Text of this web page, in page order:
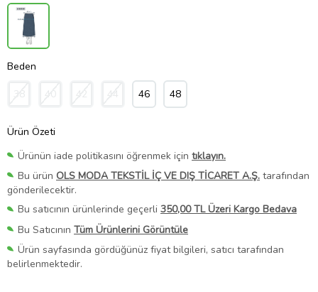
Beden
38 40 42 44 46 48
Ürün Özeti
Ürünün iade politikasını öğrenmek için tıklayın.
Bu ürün OLS MODA TEKSTİL İÇ VE DIŞ TİCARET A.Ş. tarafından
gönderilecektir.
Bu satıcının ürünlerinde geçerli 350,00 TL Üzeri Kargo Bedava
Bu Satıcının Tüm Ürünlerini Görüntüle
Ürün sayfasında gördüğünüz fiyat bilgileri, satıcı tarafından
belirlenmektedir.